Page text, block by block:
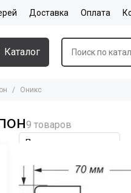
Доставка Оплата
Каталог
Оникс